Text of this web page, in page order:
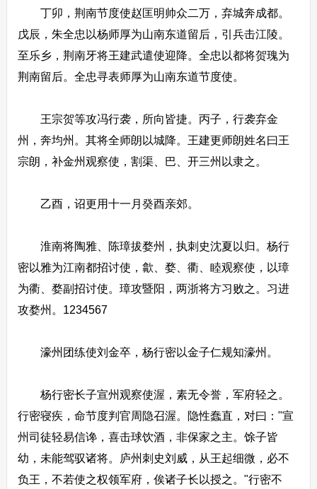
丁卯，荆南节度使赵匡明帅众二万，弃城奔成都。
戊辰，朱全忠以杨师厚为山南东道留后，引兵击江陵。
至乐乡，荆南牙将王建武遣使迎降。全忠以都将贺瑰为
荆南留后。全忠寻表师厚为山南东道节度使。
王宗贺等攻冯行袭，所向皆捷。丙子，行袭弃金
州，奔均州。其将全师朗以城降。王建更师朗姓名曰王
宗朗，补金州观察使，割渠、巴、开三州以隶之。
乙酉，诏更用十一月癸酉亲郊。
淮南将陶雅、陈璋拔婺州，执刺史沈夏以归。杨行
密以雅为江南都招讨使，歙、婺、衢、睦观察使，以璋
为衢、婺副招讨使。璋攻暨阳，两浙将方习败之。习进
攻婺州。1234567
濠州团练使刘金卒，杨行密以金子仁规知濠州。
杨行密长子宣州观察使渥，素无令誉，军府轻之。
行密寝疾，命节度判官周隐召渥。隐性蠢直，对曰："宣
州司徒轻易信谗，喜击球饮酒，非保家之主。馀子皆
幼，未能驾驭诸将。庐州刺史刘威，从王起细微，必不
负王，不若使之权领军府，俟诸子长以授之。"行密不